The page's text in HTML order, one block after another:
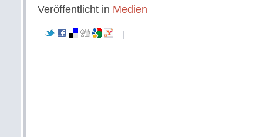
Veröffentlicht in Medien